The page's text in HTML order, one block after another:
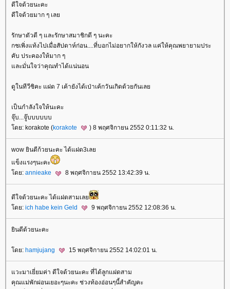
ดีใจด้วยนะคะ
ดีใจด้วยมาก ๆ เล
รักษาตัวดี ๆ และรักษาสมาชิกดี ๆ นะคะ
กชเพิ่งแท้งไปเมื่อสัปดาห์ก่อน....ที่บอกไม่อยากให้กังวล แค่ให้คุณพยายามประ
คับ ประคองให้มาก ๆ
ละมั่นใจว่าคุณทำได้แน่นอน
ดูในทีวีซิคะ แฝด 7 เค้ายังได้เป่าเค้กวันเกิดด้วยกันเล
เป็นกำลังใจให้นะคะ
จุ๊บ...จู๊บบบบบบ
ดย: korakote (korakote ) 8 พฤศจิกายน 2552 0:11:32 น.
wow ยินดีก้วยนะคะ ได้แฝด3เล
ข็งแรงๆนะคะ
ดย: annieake 8 พฤศจิกายน 2552 13:42:39 น.
ดีใจด้วยนะคะ ได้แฝดสามเล
ดย: ich habe kein Geld 9 พฤศจิกายน 2552 12:08:36 น.
ินดีด้วยนะคะ
ดย: hamjujang 15 พฤศจิกายน 2552 14:02:01 น.
วะมาเยี่ยมค่า ดีใจด้วยนะคะ ที่ได้ลูกแฝดสาม
คุณแม่พักผ่อนเยอะๆนะคะ ช่วงท้องอ่อนๆนี้สำคัญคะ